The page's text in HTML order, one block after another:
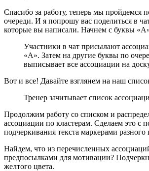
Спасибо за работу, теперь мы пройдемся
очереди. И я попрошу вас поделиться в
которые вы написали. Начнем с буквы
Участники в чат присылают
«А». Затем на другие буквы по
выписывает все ассоциации на
Вот и все! Давайте взглянем на наш
Тренер зачитывает список
Продолжим работу со списком и
ассоциации по кластерам. Сделаем это с
подчеркивания текста маркерами разного
Найдем, что из перечисленных
предпосылками для мотивации?
желтого цвета.